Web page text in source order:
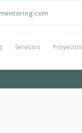
Servicios Proyectos